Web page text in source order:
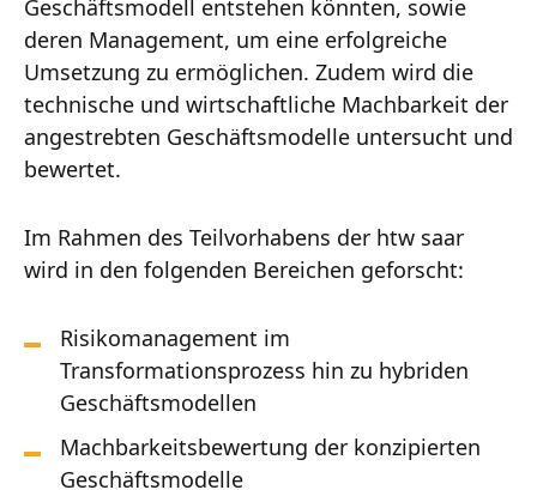
Geschäftsmodell entstehen könnten, sowie
deren Management, um eine erfolgreiche
Umsetzung zu ermöglichen. Zudem wird die
technische und wirtschaftliche Machbarkeit der
angestrebten Geschäftsmodelle untersucht und
bewertet.
Im Rahmen des Teilvorhabens der htw saar
wird in den folgenden Bereichen geforscht:
Risikomanagement im
Transformationsprozess hin zu hybriden
Geschäftsmodellen
Machbarkeitsbewertung der konzipierten
Geschäftsmodelle